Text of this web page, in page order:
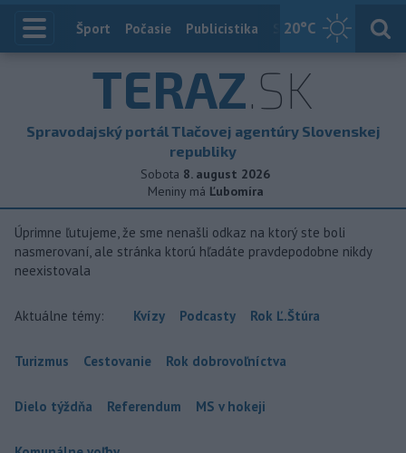
20°C
Index
Šport Počasie Publicistika Slovensko
TERAZ.SK
Spravodajský portál Tlačovej agentúry Slovenskej
republiky
Sobota 8. august 2026
Meniny má Ľubomíra
Úprimne ľutujeme, že sme nenašli odkaz na ktorý ste boli
nasmerovaní, ale stránka ktorú hľadáte pravdepodobne nikdy
neexistovala
Aktuálne témy: Kvízy Podcasty Rok Ľ.Štúra
Turizmus Cestovanie Rok dobrovoľníctva
Dielo týždňa Referendum MS v hokeji